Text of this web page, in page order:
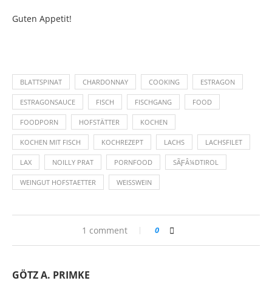
Guten Appetit!
BLATTSPINAT CHARDONNAY COOKING ESTRAGON
ESTRAGONSAUCE FISCH FISCHGANG FOOD
FOODPORN HOFSTÄTTER KOCHEN
KOCHEN MIT FISCH KOCHREZEPT LACHS LACHSFILET
LAX NOILLY PRAT PORNFOOD SÃƑÂ¼DTIROL
WEINGUT HOFSTAETTER WEISSWEIN
1 comment 0
GÖTZ A. PRIMKE